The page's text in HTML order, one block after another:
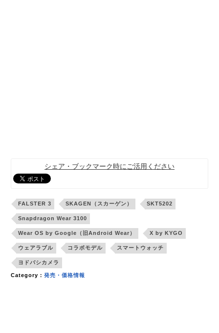
シェア・ブックマーク時にご活用ください
FALSTER 3 SKAGEN（スカーゲン） SKT5202
Snapdragon Wear 3100
Wear OS by Google（旧Android Wear） X by KYGO
ウェアラブル コラボモデル スマートウォッチ
ヨドバシカメラ
Category：発売・価格情報